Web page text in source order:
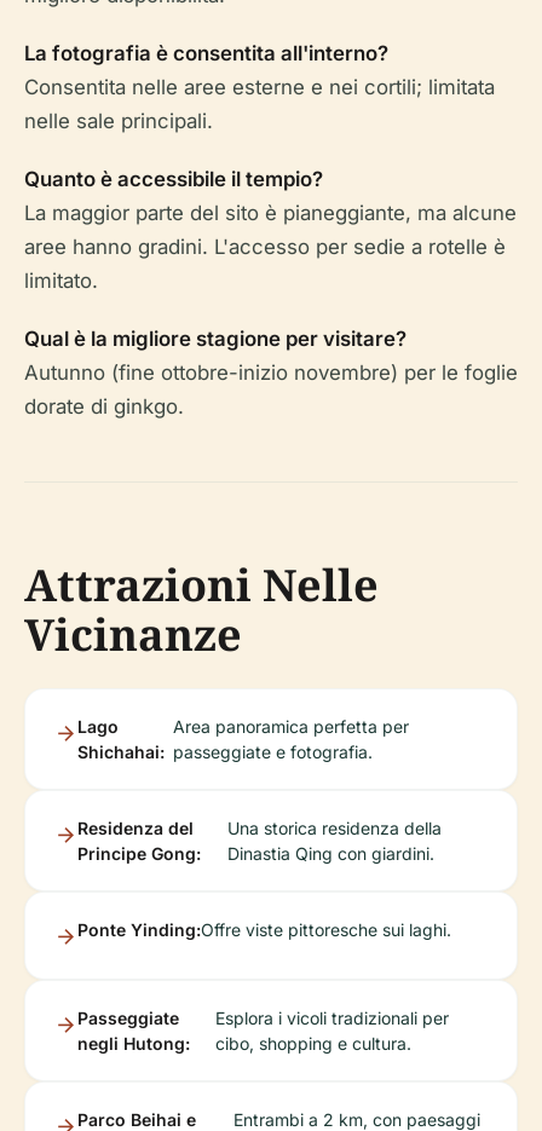
La fotografia è consentita all'interno?
Consentita nelle aree esterne e nei cortili; limitata
nelle sale principali.
Quanto è accessibile il tempio?
La maggior parte del sito è pianeggiante, ma alcune
aree hanno gradini. L'accesso per sedie a rotelle è
limitato.
Qual è la migliore stagione per visitare?
Autunno (fine ottobre-inizio novembre) per le foglie
dorate di ginkgo.
Attrazioni Nelle
Vicinanze
Lago
Shichahai:
Area panoramica perfetta per
passeggiate e fotografia.
Residenza del
Principe Gong:
Una storica residenza della
Dinastia Qing con giardini.
Ponte Yinding:Offre viste pittoresche sui laghi.
Passeggiate
negli Hutong:
Esplora i vicoli tradizionali per
cibo, shopping e cultura.
Parco Beihai e
Entrambi a 2 km, con paesaggi